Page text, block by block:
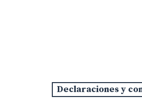
Declaraciones y